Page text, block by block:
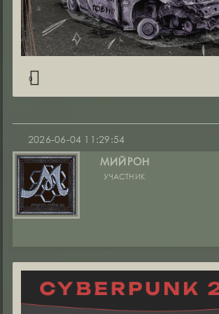
0
2026-06-04 11:29:54
МИЙРОН
УЧАСТНИК